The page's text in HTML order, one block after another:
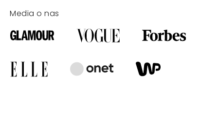
Media o nas